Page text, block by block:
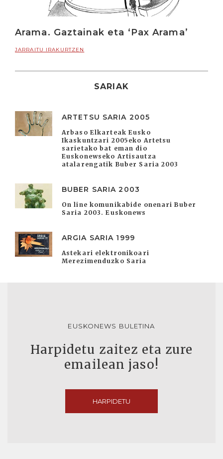
Arama. Gaztainak eta ‘Pax Arama’
JARRAITU IRAKURTZEN
SARIAK
ARTETSU SARIA 2005
Arbaso Elkarteak Eusko
Ikaskuntzari 2005eko Artetsu
sarietako bat eman dio
Euskonewseko Artisautza
atalarengatik Buber Saria 2003
BUBER SARIA 2003
On line komunikabide onenari Buber
Saria 2003. Euskonews
ARGIA SARIA 1999
Astekari elektronikoari
Merezimenduzko Saria
EUSKONEWS BULETINA
Harpidetu zaitez eta zure
emailean jaso!
HARPIDETU